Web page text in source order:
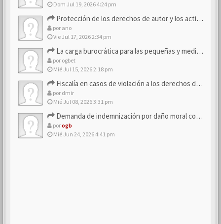
Dom Jul 19, 2026 4:24 pm
Protección de los derechos de autor y los activos de marca
por ano
Vie Jul 17, 2026 2:34 pm
La carga burocrática para las pequeñas y medianas empresas
por ogbet
Mié Jul 15, 2026 2:18 pm
Fiscalía en casos de violación a los derechos de los consum…
por dmir
Mié Jul 08, 2026 3:31 pm
Demanda de indemnización por daño moral contra la empresa
porogb
Mié Jun 24, 2026 4:41 pm